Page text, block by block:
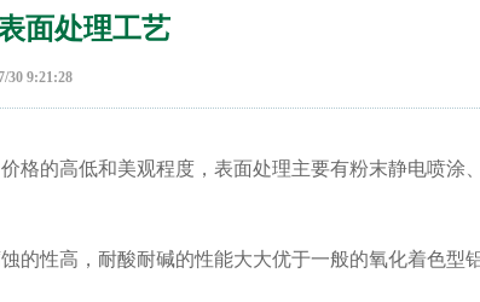
面处理工艺
30 9:21:28
格的高低和美观程度，表面处理主要有粉末静电喷涂
性高，耐酸耐碱的性能大大优于一般的氧化着色型铝